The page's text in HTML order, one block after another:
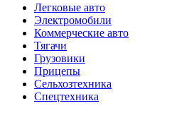
Легковые авто
Электромобили
Коммерческие авто
Тягачи
Грузовики
Прицепы
Сельхозтехника
Спецтехника